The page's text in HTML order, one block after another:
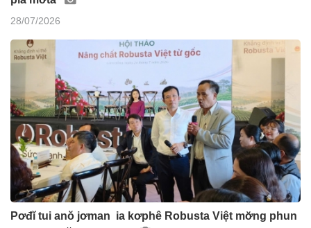
28/07/2026
Pơđĭ tui anŏ jơman ia kơphê Robusta Việt mơ̆ng phun